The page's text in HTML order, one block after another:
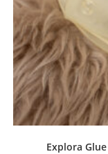
Explora